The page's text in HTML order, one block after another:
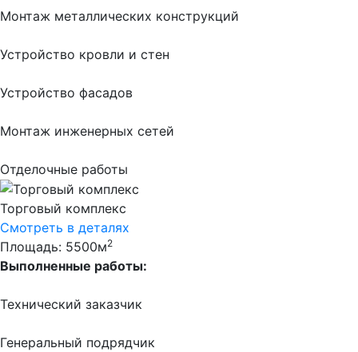
Монтаж металлических конструкций
Устройство кровли и стен
Устройство фасадов
Монтаж инженерных сетей
Отделочные работы
Торговый комплекс
Смотреть в деталях
Площадь: 5500м2
Выполненные работы:
Технический заказчик
Генеральный подрядчик